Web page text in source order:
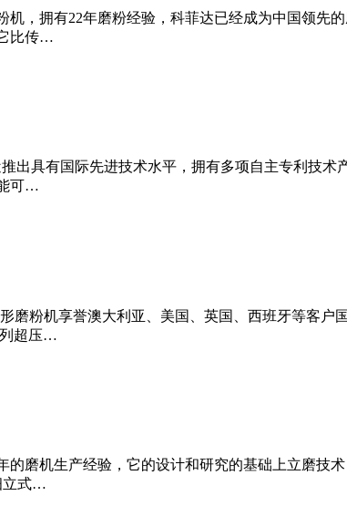
机，拥有22年磨粉经验，科菲达已经成为中国领先
比传…
出具有国际先进技术水平，拥有多项自主专利技
可…
磨粉机享誉澳大利亚、美国、英国、西班牙等客
列超压…
的磨机生产经验，它的设计和研究的基础上立磨技
立式…